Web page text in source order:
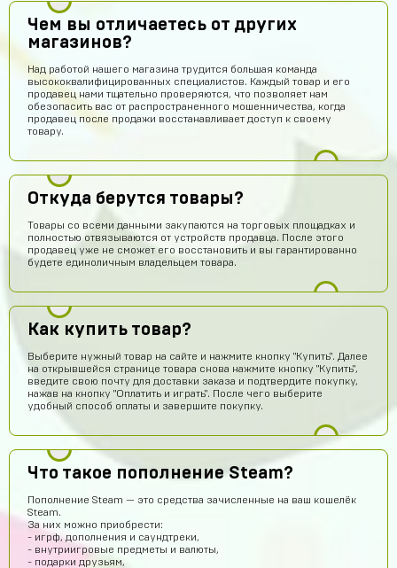
Чем вы отличаетесь от других
магазинов?
Над работой нашего магазина трудится большая команда
высококвалифицированных специалистов. Каждый товар и его
продавец нами тщательно проверяются, что позволяет нам
обезопасить вас от распространенного мошенничества, когда
продавец после продажи восстанавливает доступ к своему
товару.
Откуда берутся товары?
Товары со всеми данными закупаются на торговых площадках и
полностью отвязываются от устройств продавца. После этого
продавец уже не сможет его восстановить и вы гарантированно
будете единоличным владельцем товара.
Как купить товар?
Выберите нужный товар на сайте и нажмите кнопку "Купить". Далее
на открывшейся странице товара снова нажмите кнопку "Купить",
введите свою почту для доставки заказа и подтвердите покупку,
нажав на кнопку "Оплатить и играть". После чего выберите
удобный способ оплаты и завершите покупку.
Что такое пополнение Steam?
Пополнение Steam — это средства зачисленные на ваш кошелёк
Steam.
За них можно приобрести:
- игрф, дополнения и саундтреки,
- внутриигровые предметы и валюты,
- подарки друзьям,
Даниил Кыров 15 часов назад
Точно прям уверен уже 4 акк по фри фаер всё приходит
😈
potkukocta 13 часов назад
Сайт топ!!!
Макс Коробков